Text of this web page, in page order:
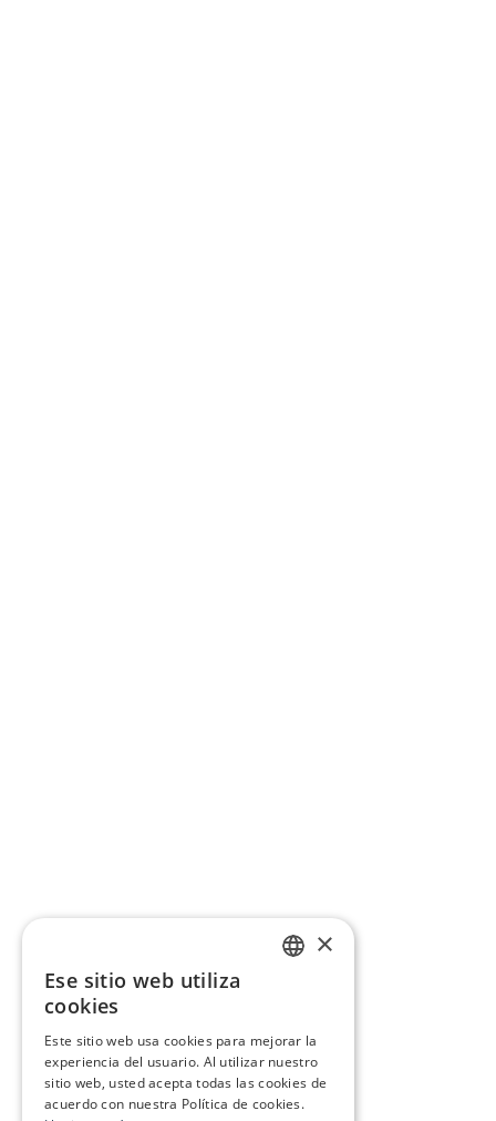
×
Ese sitio web utiliza
cookies
Este sitio web usa cookies para mejorar la
experiencia del usuario. Al utilizar nuestro
sitio web, usted acepta todas las cookies de
acuerdo con nuestra Política de cookies.